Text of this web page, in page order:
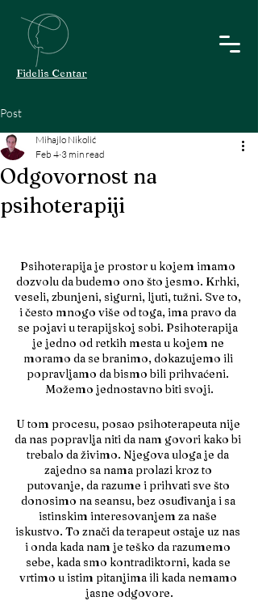
Fidelis Centar
Post
Odgovornost na
psihoterapiji
Mihajlo Nikolić
Feb 4 3 min read
Psihoterapija je prostor u kojem imamo
dozvolu da budemo ono što jesmo. Krhki,
veseli, zbunjeni, sigurni, ljuti, tužni. Sve to,
i često mnogo više od toga, ima pravo da
se pojavi u terapijskoj sobi. Psihoterapija
je jedno od retkih mesta u kojem ne
moramo da se branimo, dokazujemo ili
popravljamo da bismo bili prihvaćeni.
Možemo jednostavno biti svoji.
U tom procesu, posao psihoterapeuta nije
da nas popravlja niti da nam govori kako bi
trebalo da živimo. Njegova uloga je da
zajedno sa nama prolazi kroz to
putovanje, da razume i prihvati sve što
donosimo na seansu, bez osuđivanja i sa
istinskim interesovanjem za naše
iskustvo. To znači da terapeut ostaje uz nas
i onda kada nam je teško da razumemo
sebe, kada smo kontradiktorni, kada se
vrtimo u istim pitanjima ili kada nemamo
jasne odgovore.